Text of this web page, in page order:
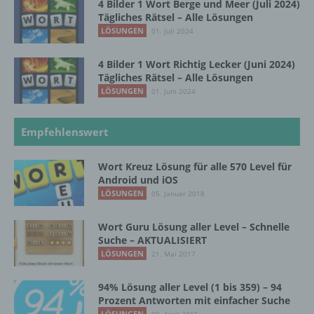
4 Bilder 1 Wort Berge und Meer (Juli 2024)
Tägliches Rätsel – Alle Lösungen
LÖSUNGEN 01. Juli 2024
4 Bilder 1 Wort Richtig Lecker (Juni 2024)
Tägliches Rätsel – Alle Lösungen
LÖSUNGEN 01. Juni 2024
Empfehlenswert
Wort Kreuz Lösung für alle 570 Level für
Android und iOS
LÖSUNGEN 05. Januar 2018
Wort Guru Lösung aller Level – Schnelle
Suche – AKTUALISIERT
LÖSUNGEN 21. Mai 2017
94% Lösung aller Level (1 bis 359) – 94
Prozent Antworten mit einfacher Suche
b) betroffene Person
Betroffene Person ist jede identifizierte oder
identifizierbare natürliche Person, deren
personenbezogene Daten von dem für die
Verarbeitung Verantwortlichen verarbeitet
werden.
c) Verarbeitung
automatisierter Verfahren ausgeführte
Vorgang oder jede solche Vorgangsreihe im
Zusammenhang mit personenbezogenen
Daten wie das Erheben, das Erfassen, die
Organisation, das Ordnen, die Speicherung,
die Anpassung oder Veränderung, das
Auslesen, das Abfragen, die Verwendung,